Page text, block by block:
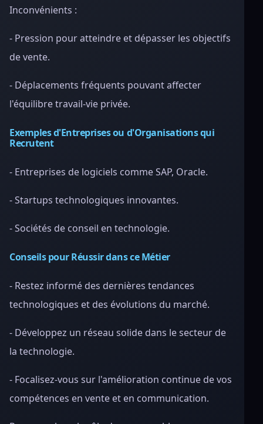
Inconvénients :
- Pression pour atteindre et dépasser les objectifs
de vente.
- Déplacements fréquents pouvant affecter
l'équilibre travail-vie privée.
Exemples d'Entreprises ou d'Organisations qui
Recrutent
- Entreprises de logiciels comme SAP, Oracle.
- Startups technologiques innovantes.
- Sociétés de conseil en technologie.
Conseils pour Réussir dans ce Métier
- Restez informé des dernières tendances
technologiques et des évolutions du marché.
- Développez un réseau solide dans le secteur de
la technologie.
- Focalisez-vous sur l'amélioration continue de vos
compétences en vente et en communication.